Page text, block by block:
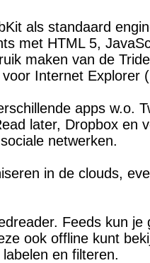
als standaard
met HTML 5,
maken van de
Internet Explorer
apps w.o.
later, Dropbox en
netwerken.
in de clouds,
Feeds kun je
ook offline kunt
en filteren.